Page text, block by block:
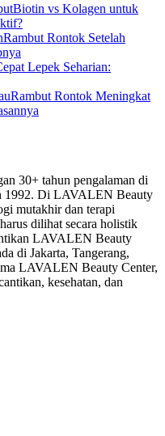
Biotin vs Kolagen untuk
Rambut Rontok Setelah
Lepek Seharian:
Rambut Rontok Meningkat
30+ tahun pengalaman di
1992. Di LAVALEN Beauty
mutakhir dan terapi
dilihat secara holistik
LAVALEN Beauty
di Jakarta, Tangerang,
LAVALEN Beauty Center,
kesehatan, dan